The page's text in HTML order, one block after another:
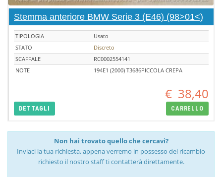
Stemma anteriore BMW Serie 3 (E46) (98>01<)
TIPOLOGIA
Usato
STATO
Discreto
SCAFFALE
RC0002554141
NOTE
194E1 (2000) T3686PICCOLA CREPA
€ 38,40
DETTAGLI CARRELLO
Non hai trovato quello che cercavi?
Inviaci la tua richiesta, appena verremo in possesso del ricambio
richiesto il nostro staff ti contatterà direttamente.